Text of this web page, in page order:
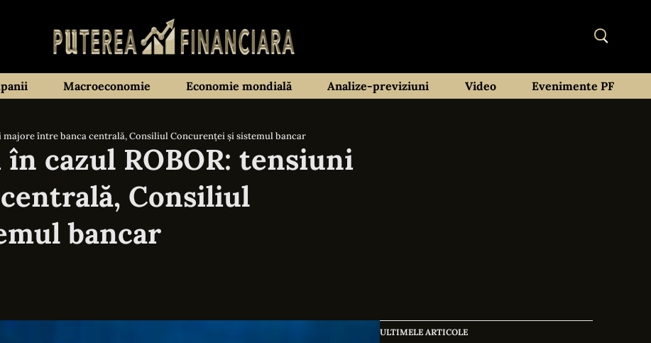
Macroeconomie Economie mondială Analize-previziuni Video Evenimente PF
majore între banca centrală, Consiliul Concurenței și sistemul bancar
cazul ROBOR: tensiuni
Consiliul
bancar
ULTIMELE ARTICOLE